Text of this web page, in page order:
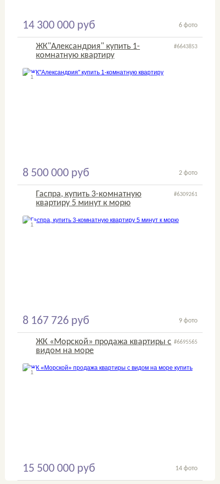
14 300 000 руб 6 фото
#6643853
ЖК"Александрия" купить 1-
комнатную квартиру
1
8 500 000 руб 2 фото
#6309261
Гаспра, купить 3-комнатную
квартиру 5 минут к морю
1
8 167 726 руб 9 фото
#6695565
ЖК «Морской» продажа квартиры с
видом на море
1
15 500 000 руб 14 фото